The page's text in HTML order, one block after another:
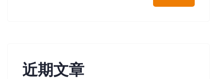
近期文章